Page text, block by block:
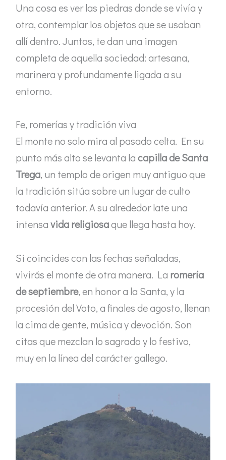
Una cosa es ver las piedras donde se vivía y
otra, contemplar los objetos que se usaban
allí dentro. Juntos, te dan una imagen
completa de aquella sociedad: artesana,
marinera y profundamente ligada a su
entorno.
Fe, romerías y tradición viva
El monte no solo mira al pasado celta. En su
punto más alto se levanta lacapilla de Santa
Trega, un templo de origen muy antiguo que
la tradición sitúa sobre un lugar de culto
todavía anterior. A su alrededor late una
intensavida religiosaque llega hasta hoy.
Si coincides con las fechas señaladas,
vivirás el monte de otra manera. La romería
de septiembre, en honor a la Santa, y la
procesión del Voto, a finales de agosto, llenan
la cima de gente, música y devoción. Son
citas que mezclan lo sagrado y lo festivo,
muy en la línea del carácter gallego.